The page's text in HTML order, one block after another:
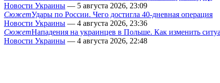
Новости Украины — 5 августа 2026, 23:09
СюжетУдары по России. Чего достигла 40-дневная операция
Новости Украины — 4 августа 2026, 23:36
СюжетНападения на украинцев в Польше. Как изменить
Новости Украины — 4 августа 2026, 22:48